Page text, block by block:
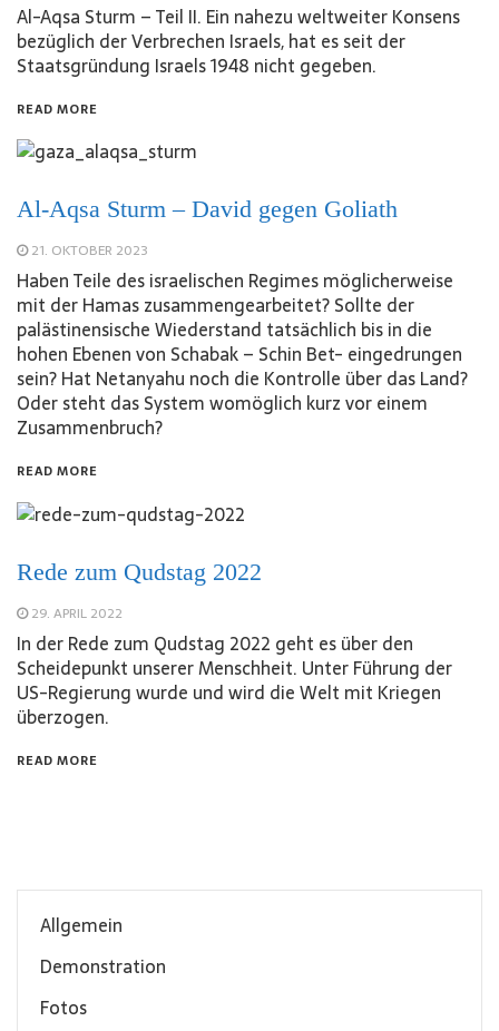
Al-Aqsa Sturm – Teil II. Ein nahezu weltweiter Konsens
bezüglich der Verbrechen Israels, hat es seit der
Staatsgründung Israels 1948 nicht gegeben.
READ MORE
Al-Aqsa Sturm – David gegen Goliath
21. OKTOBER 2023
Haben Teile des israelischen Regimes möglicherweise
mit der Hamas zusammengearbeitet? Sollte der
palästinensische Wiederstand tatsächlich bis in die
hohen Ebenen von Schabak – Schin Bet- eingedrungen
sein? Hat Netanyahu noch die Kontrolle über das Land?
Oder steht das System womöglich kurz vor einem
Zusammenbruch?
READ MORE
Rede zum Qudstag 2022
29. APRIL 2022
In der Rede zum Qudstag 2022 geht es über den
Scheidepunkt unserer Menschheit. Unter Führung der
US-Regierung wurde und wird die Welt mit Kriegen
überzogen.
READ MORE
Allgemein
Demonstration
Fotos